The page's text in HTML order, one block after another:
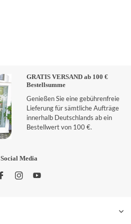
GRATIS VERSAND ab 100 €
Bestellsumme
Genießen Sie eine gebührenfreie
Lieferung für sämtliche Aufträge
innerhalb Deutschlands ab ein
Bestellwert von 100 €.
Social Media